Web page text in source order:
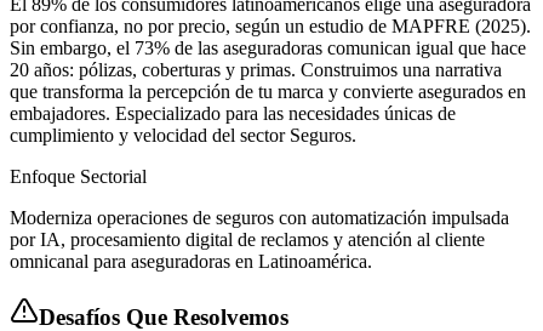
El 89% de los consumidores latinoamericanos elige una aseguradora
por confianza, no por precio, según un estudio de MAPFRE (2025).
Sin embargo, el 73% de las aseguradoras comunican igual que hace
20 años: pólizas, coberturas y primas. Construimos una narrativa
que transforma la percepción de tu marca y convierte asegurados en
embajadores. Especializado para las necesidades únicas de
cumplimiento y velocidad del sector Seguros.
Enfoque Sectorial
Moderniza operaciones de seguros con automatización impulsada
por IA, procesamiento digital de reclamos y atención al cliente
omnicanal para aseguradoras en Latinoamérica.
Desafíos Que Resolvemos